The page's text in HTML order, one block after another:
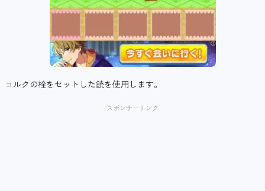
コルクの栓をセットした銃を使用します。
スポンサーリンク